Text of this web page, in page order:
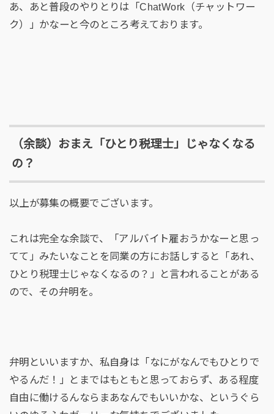
あ、あと普段のやりとりは「ChatWork（チャットワー
ク）」かなーと今のところ考えております。
（余談）おまえ「ひとり税理士」じゃなくなる
の？
以上が募集の概要でございます。
これは完全な余談で、「アルバイト雇おうかなーと思っ
てて」みたいなことを同業の方にお話しすると「あれ、
ひとり税理士じゃなくなるの？」と言われることがある
ので、その弁明を。
弁明といいますか、私自身は「なにがなんでもひとりで
やるんだ！」とまではもともと思っておらず、ある程度
自由に働けるんならまあなんでもいいかな、というぐら